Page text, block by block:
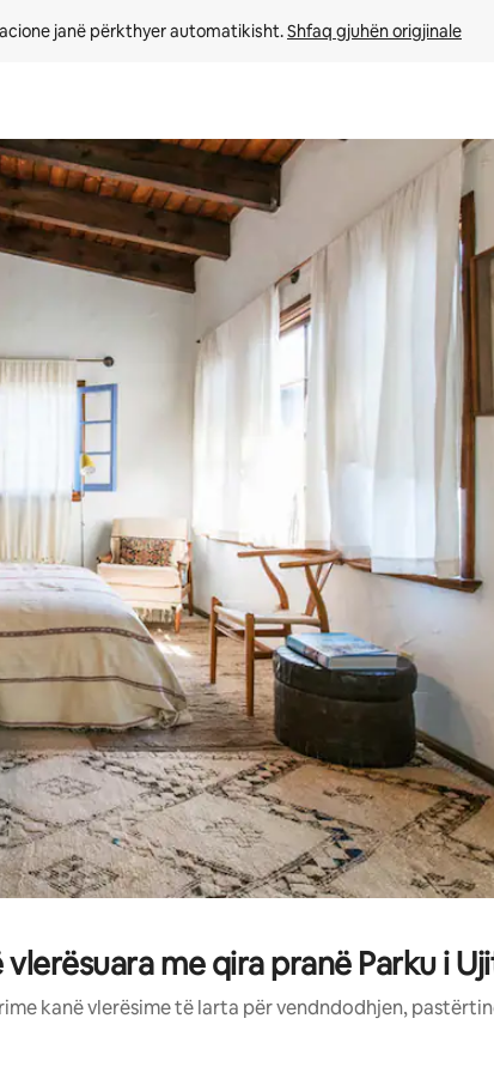
janë përkthyer automatikisht. Shfaq gjuhën origjinale
lart e poshtë ose eksploro duke prekur ose duke lëvizur
me qira pranë Parku i
kanë vlerësime të larta për vendndodhjen,